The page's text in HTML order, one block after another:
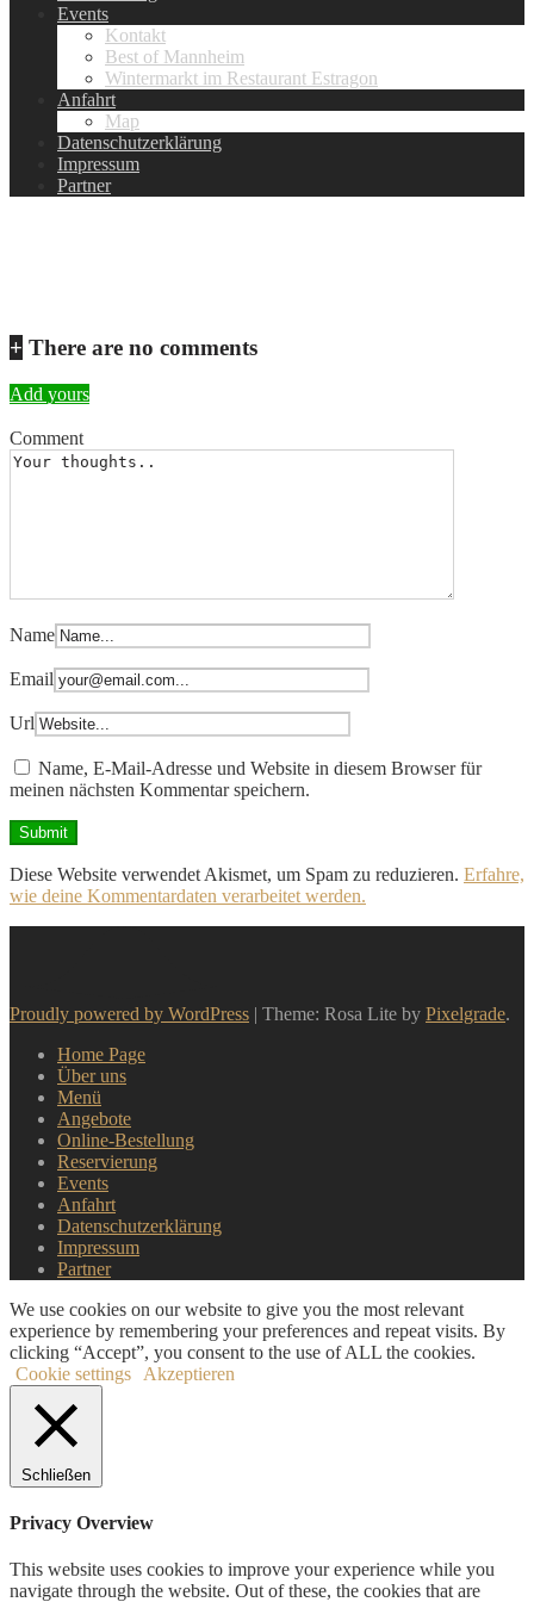
Events
Kontakt
Best of Mannheim
Wintermarkt im Restaurant Estragon
Anfahrt
Map
Datenschutzerklärung
Impressum
Partner
+ There are no comments
Add yours
Comment
Name
Email
Url
Name, E-Mail-Adresse und Website in diesem Browser für
meinen nächsten Kommentar speichern.
Diese Website verwendet Akismet, um Spam zu reduzieren. Erfahre,
wie deine Kommentardaten verarbeitet werden.
Proudly powered by WordPress | Theme: Rosa Lite by Pixelgrade.
Home Page
Über uns
Menü
Angebote
Online-Bestellung
Reservierung
Events
Anfahrt
Datenschutzerklärung
Impressum
Partner
We use cookies on our website to give you the most relevant
experience by remembering your preferences and repeat visits. By
clicking “Accept”, you consent to the use of ALL the cookies.
Cookie settings
Akzeptieren
Schließen
Privacy Overview
This website uses cookies to improve your experience while you
navigate through the website. Out of these, the cookies that are